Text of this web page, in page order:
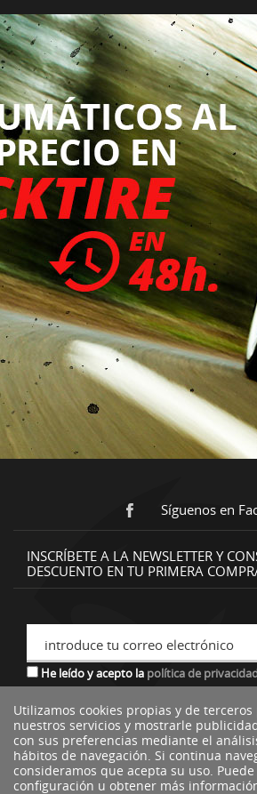
Síguenos en
INSCRÍBETE A LA NEWSLETTER Y
DESCUENTO EN TU PRIMERA
introduce tu correo electrónico
He leído y acepto la política de
*descuento no acumulable a otras ofertas o
Utilizamos cookies propias y de
nuestros servicios y mostrarle
con sus preferencias mediante el
hábitos de navegación. Si continua
consideramos que acepta su uso.
configuración u obtener más